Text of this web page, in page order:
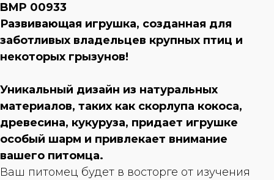
BMP 00933
Развивающая игрушка, созданная для
заботливых владельцев крупных птиц и
некоторых грызунов!
Уникальный дизайн из натуральных
материалов, таких как скорлупа кокоса,
древесина, кукуруза, придает игрушке
особый шарм и привлекает внимание
вашего питомца.
Ваш питомец будет в восторге от изучения